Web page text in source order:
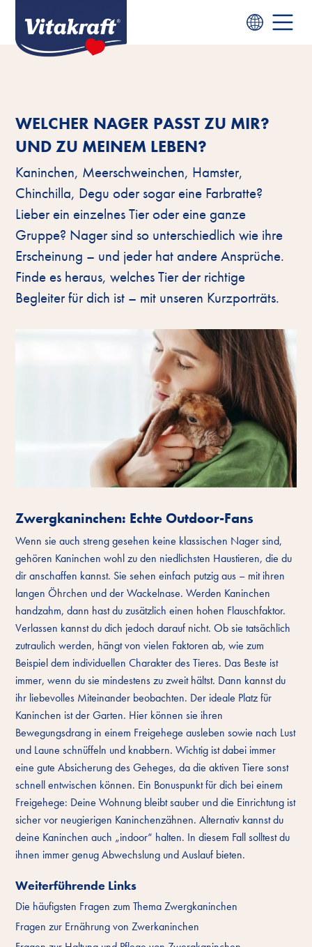
WELCHER NAGER PASST ZU MIR?
UND ZU MEINEM LEBEN?
Kaninchen, Meerschweinchen, Hamster,
Chinchilla, Degu oder sogar eine Farbratte?
Lieber ein einzelnes Tier oder eine ganze
Gruppe? Nager sind so unterschiedlich wie ihre
Erscheinung – und jeder hat andere Ansprüche.
Finde es heraus, welches Tier der richtige
Begleiter für dich ist – mit unseren Kurzporträts.
Zwergkaninchen: Echte Outdoor-Fans
Wenn sie auch streng gesehen keine klassischen Nager sind,
gehören Kaninchen wohl zu den niedlichsten Haustieren, die du
dir anschaffen kannst. Sie sehen einfach putzig aus – mit ihren
langen Öhrchen und der Wackelnase. Werden Kaninchen
handzahm, dann hast du zusätzlich einen hohen Flauschfaktor.
Verlassen kannst du dich jedoch darauf nicht. Ob sie tatsächlich
zutraulich werden, hängt von vielen Faktoren ab, wie zum
Beispiel dem individuellen Charakter des Tieres. Das Beste ist
immer, wenn du sie mindestens zu zweit hältst. Dann kannst du
ihr liebevolles Miteinander beobachten. Der ideale Platz für
Kaninchen ist der Garten. Hier können sie ihren
Bewegungsdrang in einem Freigehege ausleben sowie nach Lust
und Laune schnüffeln und knabbern. Wichtig ist dabei immer
eine gute Absicherung des Geheges, da die aktiven Tiere sonst
schnell entwischen können. Ein Bonuspunkt für dich bei einem
Freigehege: Deine Wohnung bleibt sauber und die Einrichtung ist
sicher vor neugierigen Kaninchenzähnen. Alternativ kannst du
deine Kaninchen auch „indoor“ halten. In diesem Fall solltest du
ihnen immer genug Abwechslung und Auslauf bieten.
Weiterführende Links
Die häufigsten Fragen zum Thema Zwergkaninchen
Fragen zur Ernährung von Zwerkaninchen